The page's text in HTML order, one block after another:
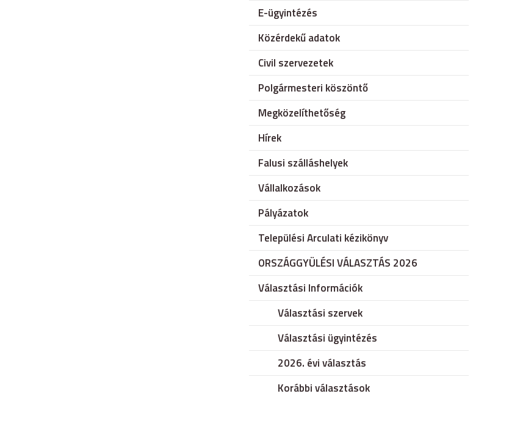
E-ügyintézés
Közérdekű adatok
Civil szervezetek
Polgármesteri köszöntő
Megközelíthetőség
Hírek
Falusi szálláshelyek
Vállalkozások
Pályázatok
Települési Arculati kézikönyv
ORSZÁGGYÜLÉSI VÁLASZTÁS 2026
Választási Információk
Választási szervek
Választási ügyintézés
2026. évi választás
Korábbi választások